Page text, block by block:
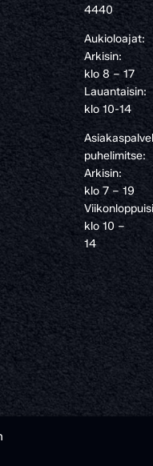
4440
Aukioloajat:
Arkisin:
klo 8 – 17
Lauantaisin:
klo 10-14
puhelimitse:
Arkisin:
klo 7 – 19
klo 10 –
14